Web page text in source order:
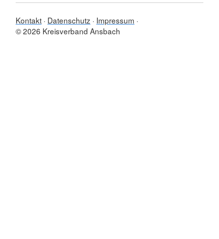
Kontakt Datenschutz
Impressum
© 2026 Kreisverband Ansbach